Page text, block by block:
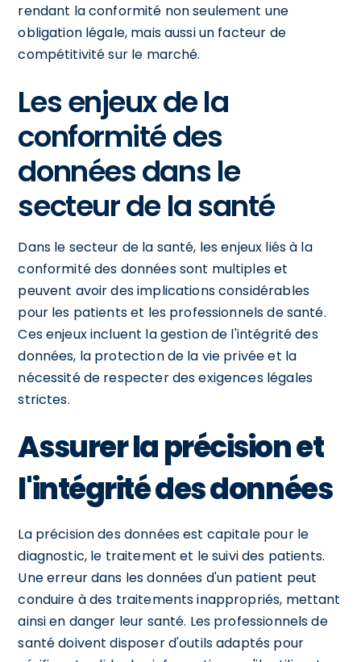
rendant la conformité non seulement une
obligation légale, mais aussi un facteur de
compétitivité sur le marché.
Les enjeux de la
conformité des
données dans le
secteur de la santé
Dans le secteur de la santé, les enjeux liés à la
conformité des données sont multiples et
peuvent avoir des implications considérables
pour les patients et les professionnels de santé.
Ces enjeux incluent la gestion de l'intégrité des
données, la protection de la vie privée et la
nécessité de respecter des exigences légales
strictes.
Assurer la précision et
l'intégrité des données
La précision des données est capitale pour le
diagnostic, le traitement et le suivi des patients.
Une erreur dans les données d'un patient peut
conduire à des traitements inappropriés, mettant
ainsi en danger leur santé. Les professionnels de
santé doivent disposer d'outils adaptés pour